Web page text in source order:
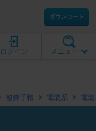
ダウンロード
メニュー
ログイン
整備手帳 電装系 電